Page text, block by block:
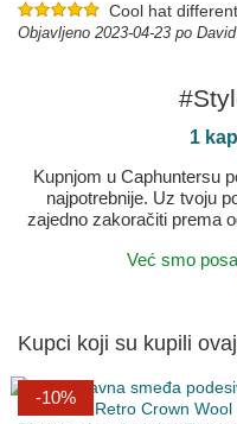
Cool hat
Objavljeno 2023-04-23 po David
1
Kupnjom u Caphuntersu
najpotrebnije. Uz tvoju
zajedno zakoračiti prema
Već smo
Kupci koji su kupili
-10%